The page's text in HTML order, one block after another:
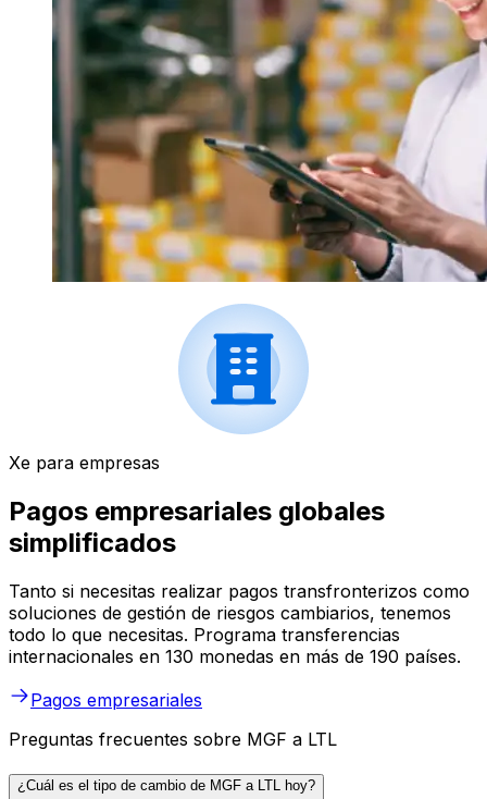
Xe para empresas
Pagos empresariales globales
simplificados
Tanto si necesitas realizar pagos transfronterizos como
soluciones de gestión de riesgos cambiarios, tenemos
todo lo que necesitas. Programa transferencias
internacionales en 130 monedas en más de 190 países.
Pagos empresariales
Preguntas frecuentes sobre MGF a LTL
¿Cuál es el tipo de cambio de MGF a LTL hoy?